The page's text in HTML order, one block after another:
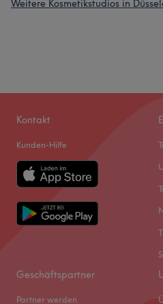
Weitere Kosmetikstudios in
Kontakt
Kunden-Hilfe
Geschäftspartner
Partner werden